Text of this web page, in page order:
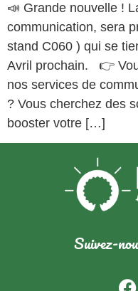
📣 Grande nouvelle !
communication, sera
stand C060 ) qui se
Avril prochain. 👉
nos services de
? Vous cherchez des
booster votre […]
Suivez-